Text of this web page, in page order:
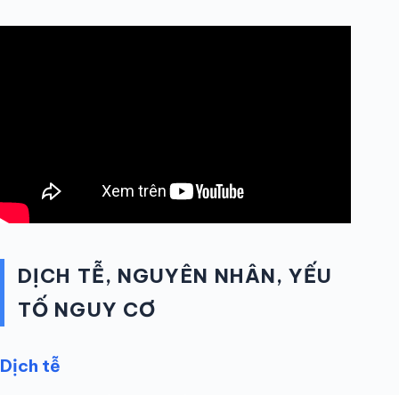
DỊCH TỄ, NGUYÊN NHÂN, YẾU
TỐ NGUY CƠ
Dịch tễ